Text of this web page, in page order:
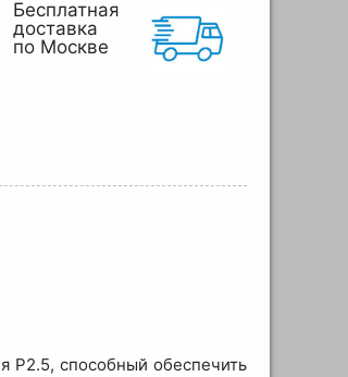
Бесплатная
доставка
по Москве
P2.5, способный обеспечить